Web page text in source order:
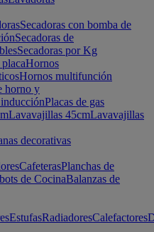
Secadoras con bomba de
Secadoras de
Secadoras por Kg
Hornos
Hornos multifunción
horno y
Placas de gas
Lavavajillas 45cmLavavajillas
decorativas
CafeterasPlanchas de
de CocinaBalanzas de
EstufasRadiadoresCalefactores